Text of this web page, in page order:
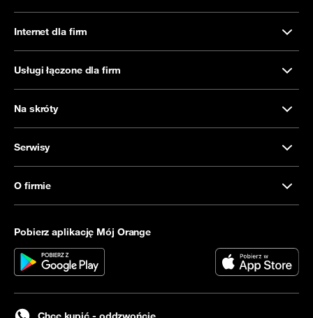
Internet dla firm
Usługi łączone dla firm
Na skróty
Serwisy
O firmie
Pobierz aplikację Mój Orange